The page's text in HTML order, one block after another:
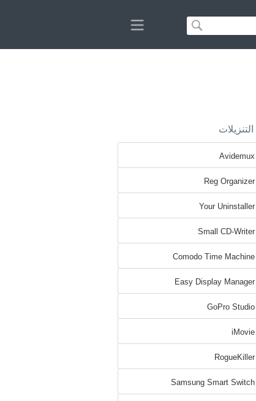
Avidemux
Reg Organizer
Your Uninstaller
Small CD-Writer
Comodo Time Machine
Easy Display Manager
GoPro Studio
iMovie
RogueKiller
Samsung Smart Switch